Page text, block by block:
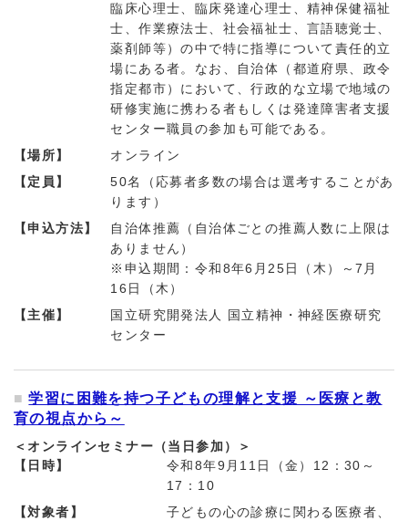
臨床心理士、臨床発達心理士、精神保健福祉
士、作業療法士、社会福祉士、言語聴覚士、
薬剤師等）の中で特に指導について責任的立
場にある者。なお、自治体（都道府県、政令
指定都市）において、行政的な立場で地域の
研修実施に携わる者もしくは発達障害者支援
センター職員の参加も可能である。
【場所】
オンライン
【定員】
50名（応募者多数の場合は選考することがあ
ります）
【申込方法】
自治体推薦（自治体ごとの推薦人数に上限は
ありません）
※申込期間：令和8年6月25日（木）～7月
16日（木）
【主催】
国立研究開発法人 国立精神・神経医療研究
センター
学習に困難を持つ子どもの理解と支援 ～医療と教
育の視点から～
＜オンラインセミナー（当日参加）＞
【日時】
令和8年9月11日（金）12：30～
17：10
【対象者】
子どもの心の診療に関わる医療者、